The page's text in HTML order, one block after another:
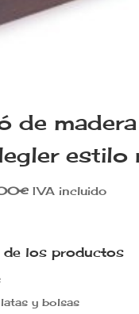
de madera
estilo
€El
14,00€.
IVA incluido
de los productos
y bolsas